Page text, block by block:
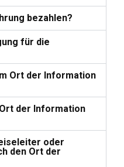
bezahlen?
für die
Ort der Information
der Information
oder
den Ort der